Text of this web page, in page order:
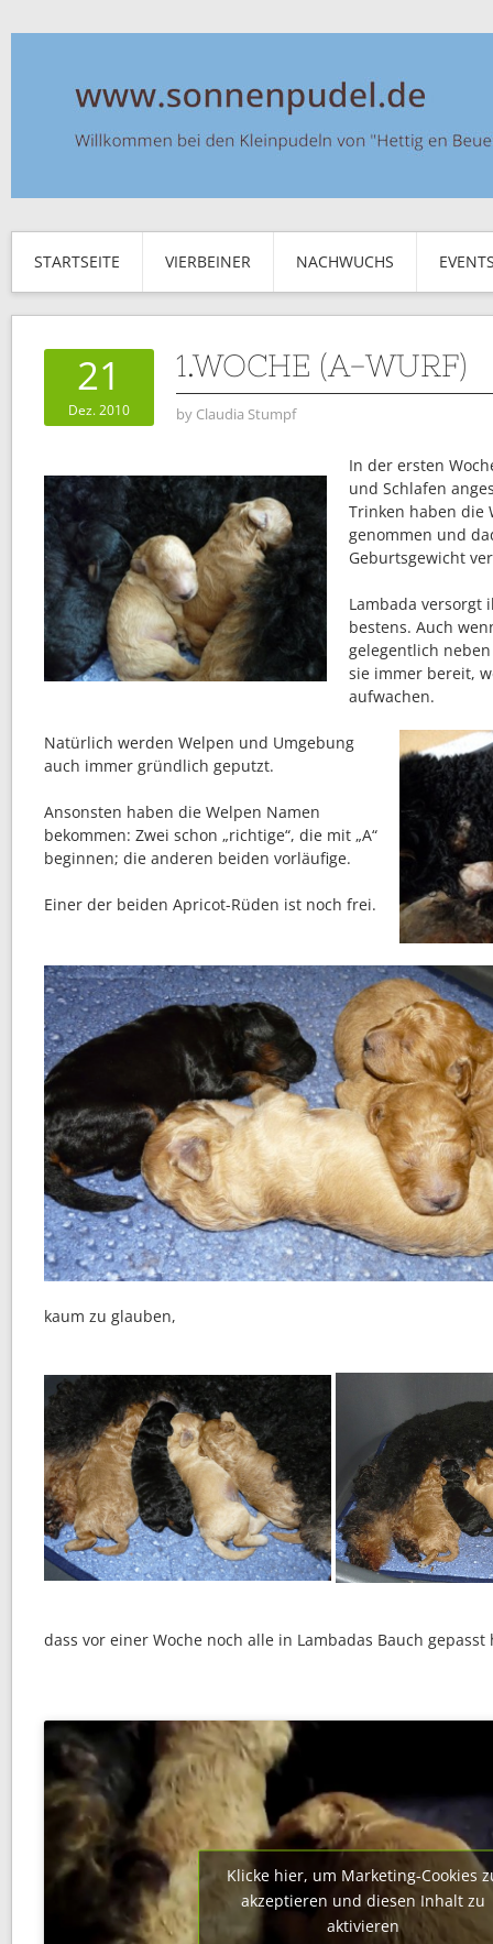
STARTSEITE VIERBEINER NACHWUCHS
21
Dez. 2010
1.WOCHE (A-WURF)
by Claudia Stumpf
In der ersten
und Schlafen
Trinken haben die
genommen und
Geburtsgewicht
Lambada versorgt
bestens. Auch
gelegentlich
sie immer bereit,
aufwachen.
Natürlich werden Welpen und Umgebung
auch immer gründlich geputzt.
Ansonsten haben die Welpen Namen
bekommen: Zwei schon „richtige“, die mit „A“
beginnen; die anderen beiden vorläufige.
Einer der beiden Apricot-Rüden ist noch frei.
kaum zu glauben,
dass vor einer Woche noch alle in Lambadas Bauch gepasst
Klicke hier, um Marketing-Cookies
akzeptieren und diesen Inhalt zu
aktivieren